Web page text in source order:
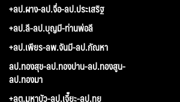
+ลป.ผาง-ลป.จื่อ-ลป.ประเสริฐ
+ลป.ลี-ลป.บุญมี-ท่านพ่อลี
+ลป.เพียร-ลพ.จันมี-ลป.กัณหา
ลป.ทองสุข-ลป.ทองปาน-ลป.ทองสูน-
ลป.ทองมา
+ลต.มหาบัว-ลป.เจี๊ยะ-ลป.ทุย